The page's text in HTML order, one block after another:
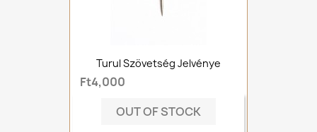
Turul Szövetség Jelvénye
Ft4,000
OUT OF STOCK